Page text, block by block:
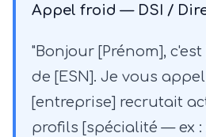
Appel froid — DSI /
"Bonjour [Prénom], c'est
de [ESN]. Je vous
[entreprise] recrutait
profils [spécialité — ex